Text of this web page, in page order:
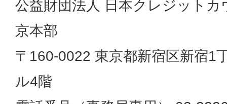
公益財団法人 日本クレジット
京本部
〒160-0022 東京都新宿区新宿1
ル4階